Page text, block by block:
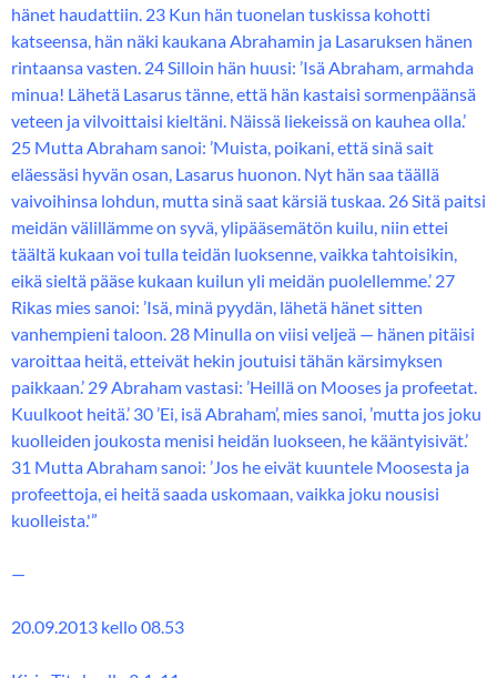
hänet haudattiin. 23 Kun hän tuonelan tuskissa kohotti
katseensa, hän näki kaukana Abrahamin ja Lasaruksen hänen
rintaansa vasten. 24 Silloin hän huusi: ’Isä Abraham, armahda
minua! Lähetä Lasarus tänne, että hän kastaisi sormenpäänsä
veteen ja vilvoittaisi kieltäni. Näissä liekeissä on kauhea olla.’
25 Mutta Abraham sanoi: ’Muista, poikani, että sinä sait
eläessäsi hyvän osan, Lasarus huonon. Nyt hän saa täällä
vaivoihinsa lohdun, mutta sinä saat kärsiä tuskaa. 26 Sitä paitsi
meidän välillämme on syvä, ylipääsemätön kuilu, niin ettei
täältä kukaan voi tulla teidän luoksenne, vaikka tahtoisikin,
eikä sieltä pääse kukaan kuilun yli meidän puolellemme.’ 27
Rikas mies sanoi: ’Isä, minä pyydän, lähetä hänet sitten
vanhempieni taloon. 28 Minulla on viisi veljeä — hänen pitäisi
varoittaa heitä, etteivät hekin joutuisi tähän kärsimyksen
paikkaan.’ 29 Abraham vastasi: ’Heillä on Mooses ja profeetat.
Kuulkoot heitä.’ 30 ’Ei, isä Abraham’, mies sanoi, ’mutta jos joku
kuolleiden joukosta menisi heidän luokseen, he kääntyisivät.’
31 Mutta Abraham sanoi: ’Jos he eivät kuuntele Moosesta ja
profeettoja, ei heitä saada uskomaan, vaikka joku nousisi
kuolleista.'”
—
20.09.2013 kello 08.53